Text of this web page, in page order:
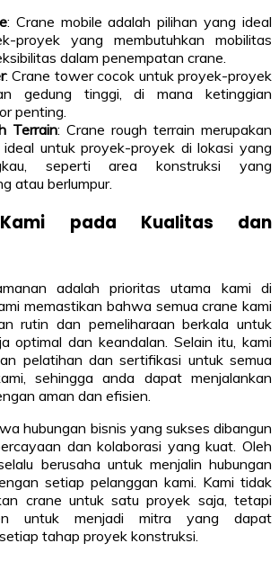
: Crane mobile adalah pilihan yang ideal
proyek yang membutuhkan mobilitas
dalam penempatan crane.
: Crane tower cocok untuk proyek-proyek
gedung tinggi, di mana ketinggian
penting.
Terrain: Crane rough terrain merupakan
untuk proyek-proyek di lokasi yang
seperti area konstruksi yang
atau berlumpur.
pada Kualitas dan
adalah prioritas utama kami di
memastikan bahwa semua crane kami
rutin dan pemeliharaan berkala untuk
optimal dan keandalan. Selain itu, kami
pelatihan dan sertifikasi untuk semua
sehingga anda dapat menjalankan
aman dan efisien.
hubungan bisnis yang sukses dibangun
dan kolaborasi yang kuat. Oleh
berusaha untuk menjalin hubungan
setiap pelanggan kami. Kami tidak
crane untuk satu proyek saja, tetapi
untuk menjadi mitra yang dapat
tahap proyek konstruksi.